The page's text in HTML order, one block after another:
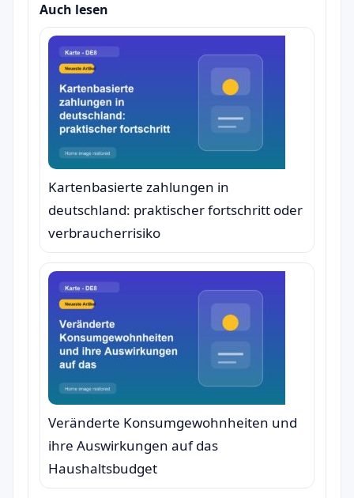
Auch lesen
Kartenbasierte zahlungen in
deutschland: praktischer fortschritt oder
verbraucherrisiko
Veränderte Konsumgewohnheiten und
ihre Auswirkungen auf das
Haushaltsbudget